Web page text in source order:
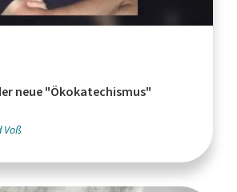
neue "Ökokatechismus"